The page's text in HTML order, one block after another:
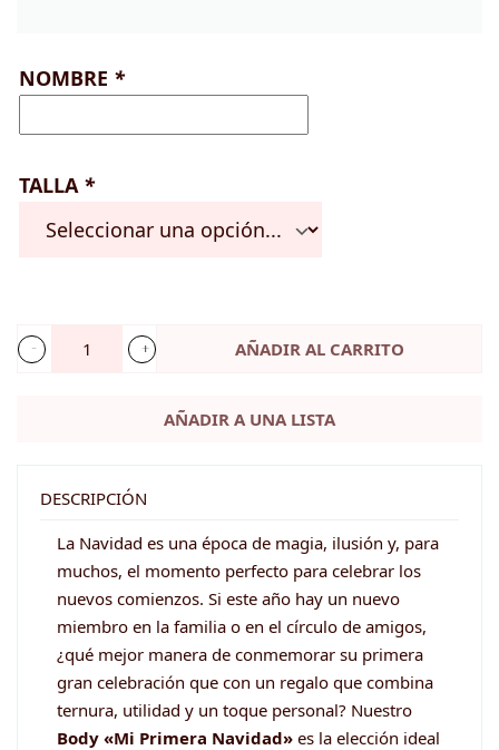
NOMBRE *
TALLA *
Body
Navidad"
cantidad
AÑADIR AL CARRITO
AÑADIR A UNA LISTA
DESCRIPCIÓN
La Navidad es una época de magia, ilusión y, para
muchos, el momento perfecto para celebrar los
nuevos comienzos. Si este año hay un nuevo
miembro en la familia o en el círculo de amigos,
¿qué mejor manera de conmemorar su primera
gran celebración que con un regalo que combina
ternura, utilidad y un toque personal? Nuestro
Body «Mi Primera Navidad» es la elección ideal